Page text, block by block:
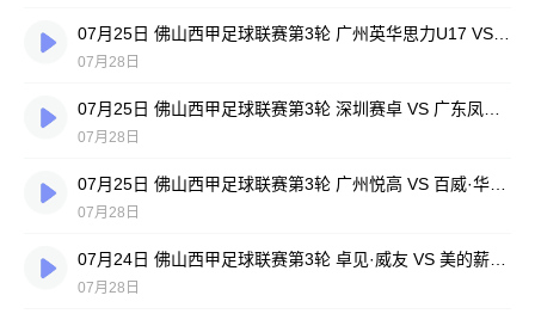
07月28日
07月28日
07月28日
07月28日